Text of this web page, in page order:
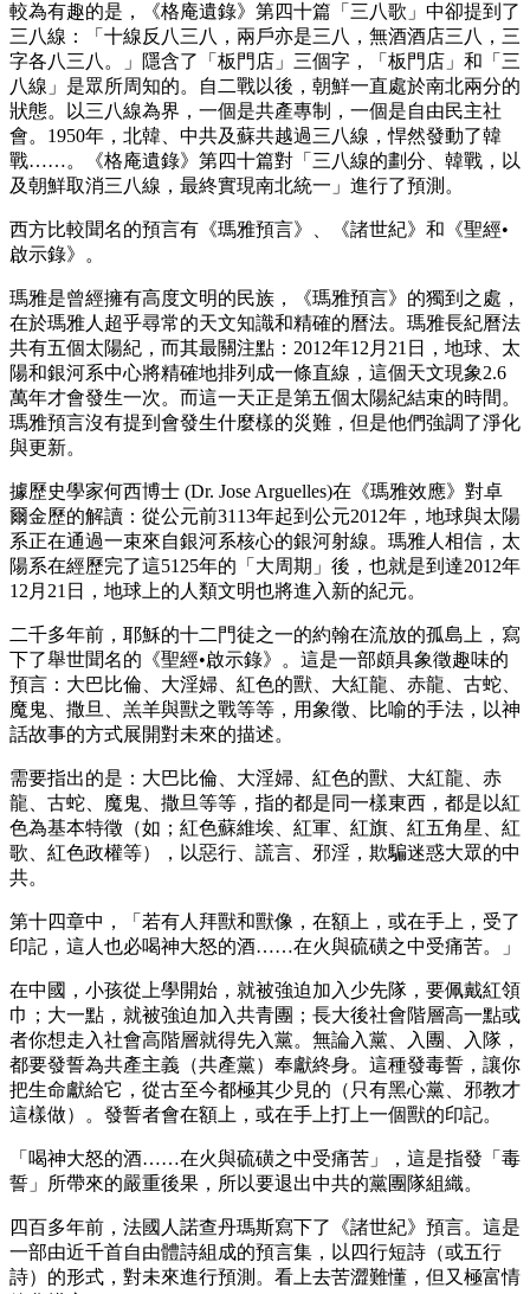
較為有趣的是，《格庵遺錄》第四十篇「三八歌」中卻提到了
三八線：「十線反八三八，兩戶亦是三八，無酒酒店三八，三
字各八三八。」隱含了「板門店」三個字，「板門店」和「三
八線」是眾所周知的。自二戰以後，朝鮮一直處於南北兩分的
狀態。以三八線為界，一個是共產專制，一個是自由民主社
會。1950年，北韓、中共及蘇共越過三八線，悍然發動了韓
戰……。《格庵遺錄》第四十篇對「三八線的劃分、韓戰，以
及朝鮮取消三八線，最終實現南北統一」進行了預測。
西方比較聞名的預言有《瑪雅預言》、《諸世紀》和《聖經•
啟示錄》。
瑪雅是曾經擁有高度文明的民族，《瑪雅預言》的獨到之處，
在於瑪雅人超乎尋常的天文知識和精確的曆法。瑪雅長紀曆法
共有五個太陽紀，而其最關注點：2012年12月21日，地球、太
陽和銀河系中心將精確地排列成一條直線，這個天文現象2.6
萬年才會發生一次。而這一天正是第五個太陽紀結束的時間。
瑪雅預言沒有提到會發生什麼樣的災難，但是他們強調了淨化
與更新。
據歷史學家何西博士 (Dr. Jose Arguelles)在《瑪雅效應》對卓
爾金歷的解讀：從公元前3113年起到公元2012年，地球與太陽
系正在通過一束來自銀河系核心的銀河射線。瑪雅人相信，太
陽系在經歷完了這5125年的「大周期」後，也就是到達2012年
12月21日，地球上的人類文明也將進入新的紀元。
二千多年前，耶穌的十二門徒之一的約翰在流放的孤島上，寫
下了舉世聞名的《聖經•啟示錄》。這是一部頗具象徵趣味的
預言：大巴比倫、大淫婦、紅色的獸、大紅龍、赤龍、古蛇、
魔鬼、撒旦、羔羊與獸之戰等等，用象徵、比喻的手法，以神
話故事的方式展開對未來的描述。
需要指出的是：大巴比倫、大淫婦、紅色的獸、大紅龍、赤
龍、古蛇、魔鬼、撒旦等等，指的都是同一樣東西，都是以紅
色為基本特徵（如；紅色蘇維埃、紅軍、紅旗、紅五角星、紅
歌、紅色政權等），以惡行、謊言、邪淫，欺騙迷惑大眾的中
共。
第十四章中，「若有人拜獸和獸像，在額上，或在手上，受了
印記，這人也必喝神大怒的酒……在火與硫磺之中受痛苦。」
在中國，小孩從上學開始，就被強迫加入少先隊，要佩戴紅領
巾；大一點，就被強迫加入共青團；長大後社會階層高一點或
者你想走入社會高階層就得先入黨。無論入黨、入團、入隊，
都要發誓為共產主義（共產黨）奉獻終身。這種發毒誓，讓你
把生命獻給它，從古至今都極其少見的（只有黑心黨、邪教才
這樣做）。發誓者會在額上，或在手上打上一個獸的印記。
「喝神大怒的酒……在火與硫磺之中受痛苦」，這是指發「毒
誓」所帶來的嚴重後果，所以要退出中共的黨團隊組織。
四百多年前，法國人諾查丹瑪斯寫下了《諸世紀》預言。這是
一部由近千首自由體詩組成的預言集，以四行短詩（或五行
詩）的形式，對未來進行預測。看上去苦澀難懂，但又極富情